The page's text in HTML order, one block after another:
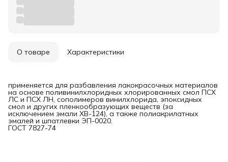
О товаре Характеристики
применяется для разбавления лакокрасочных материалов
на основе поливинилхлоридных хлорированных смол ПСХ
ЛС и ПСХ ЛН, сополимеров винилхлорида, эпоксидных
смол и других пленкообразующих веществ (за
исключением эмали ХВ-124), а также полиакрилатных
эмалей и шпатлевки ЭП-0020.
ГОСТ 7827-74